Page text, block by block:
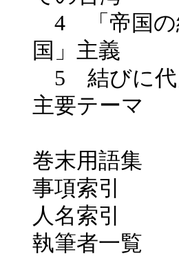
4 「帝国の
国」主義
5 結びに代
主要テーマ
巻末用語集
事項索引
人名索引
執筆者一覧